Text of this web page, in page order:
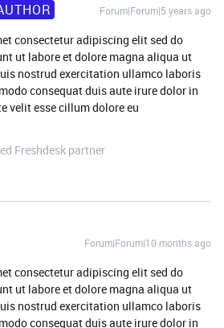
Forum|Forum|5 years ago
consectetur adipiscing elit sed do
ut labore et dolore magna aliqua ut
nostrud exercitation ullamco laboris
consequat duis aute irure dolor in
velit esse cillum dolore eu
Freshdesk partner
Forum|Forum|10 months ago
consectetur adipiscing elit sed do
ut labore et dolore magna aliqua ut
nostrud exercitation ullamco laboris
consequat duis aute irure dolor in